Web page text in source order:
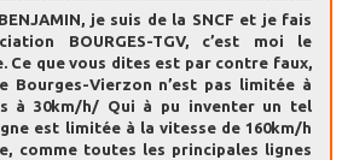
je suis de la SNCF et je fais
BOURGES-TGV, c’est moi le
Ce que vous dites est par contre faux,
Bourges-Vierzon n’est pas limitée à
à 30km/h/ Qui à pu inventer un tel
est limitée à la vitesse de 160km/h
comme toutes les principales lignes